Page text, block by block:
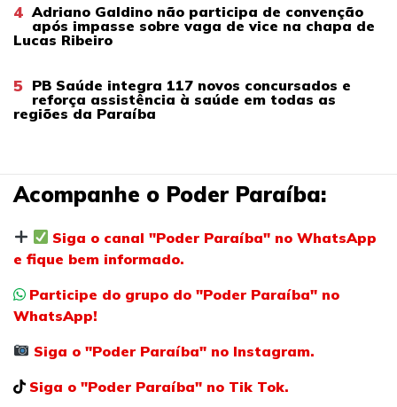
4 Adriano Galdino não participa de convenção
após impasse sobre vaga de vice na chapa de
Lucas Ribeiro
5 PB Saúde integra 117 novos concursados e
reforça assistência à saúde em todas as
regiões da Paraíba
Acompanhe o Poder Paraíba:
Siga o canal "Poder Paraíba" no WhatsApp
e fique bem informado.
Participe do grupo do "Poder Paraíba" no
WhatsApp!
Siga o "Poder Paraíba" no Instagram.
Siga o "Poder Paraíba" no Tik Tok.